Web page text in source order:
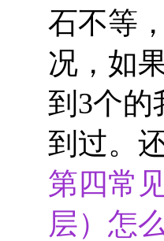
石不等
况，如
到3个的
到过。
第四常
层）怎